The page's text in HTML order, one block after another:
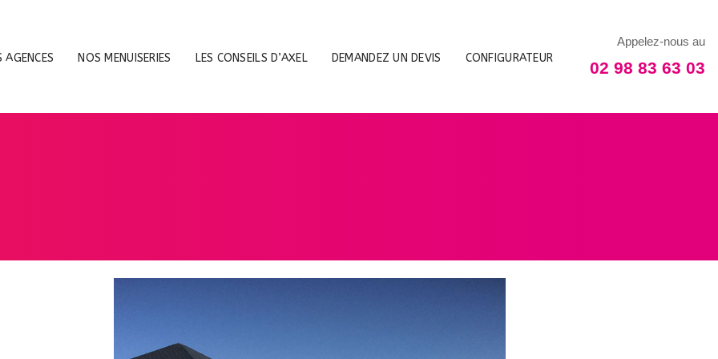
AGENCES NOS MENUISERIES LES CONSEILS D’AXEL DEMANDEZ UN DEVIS CONFIGURATEUR
Appelez-nous au
02 98 83 63 03